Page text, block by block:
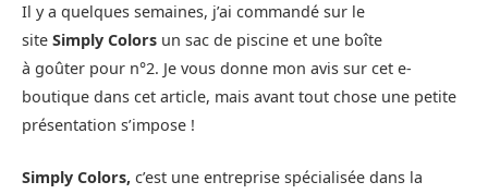
Il y a quelques semaines, j’ai commandé sur le
site Simply Colors un sac de piscine et une boîte
à goûter pour n°2. Je vous donne mon avis sur cet e-
boutique dans cet article, mais avant tout chose une petite
présentation s’impose !
Simply Colors, c’est une entreprise spécialisée dans la